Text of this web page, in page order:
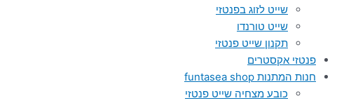
שייט לזוג בפנטזי
שייט טורנדו
תקנון שייט פנטזי
פנטזי אקסטרים
חנות המתנות funtasea shop
כובע מצחיה שייט פנטזי